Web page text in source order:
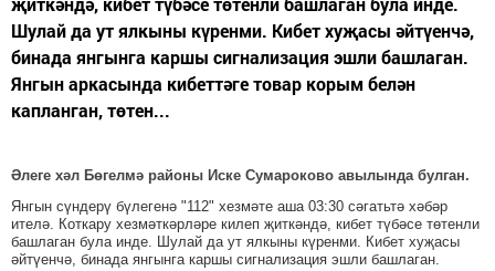
Шулай да ут ялкыны күренми. Кибет хуҗасы әйтүенчә,
бинада янгынга каршы сигнализация эшли башлаган.
Янгын аркасында кибеттәге товар корым белән
капланган, төтен...
Әлеге хәл Бөгелмә районы Иске Сумароково авылында булган.
Янгын сүндерү бүлегенә "112" хезмәте аша 03:30 сәгатьтә хәбәр
ителә. Коткару хезмәткәрләре килеп җиткәндә, кибет түбәсе төтенли
башлаган була инде. Шулай да ут ялкыны күренми. Кибет хуҗасы
әйтүенчә, бинада янгынга каршы сигнализация эшли башлаган.